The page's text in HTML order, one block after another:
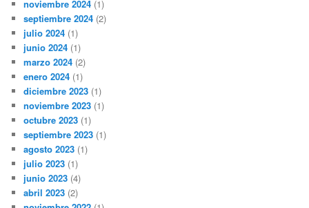
noviembre 2024 (1)
septiembre 2024 (2)
julio 2024 (1)
junio 2024 (1)
marzo 2024 (2)
enero 2024 (1)
diciembre 2023 (1)
noviembre 2023 (1)
octubre 2023 (1)
septiembre 2023 (1)
agosto 2023 (1)
julio 2023 (1)
junio 2023 (4)
abril 2023 (2)